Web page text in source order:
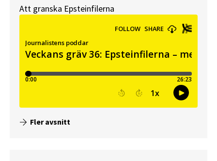
Att granska Epsteinfilerna
Fler avsnitt